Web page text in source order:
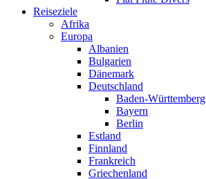
Reiseziele
Afrika
Europa
Albanien
Bulgarien
Dänemark
Deutschland
Baden-Württemberg
Bayern
Berlin
Estland
Finnland
Frankreich
Griechenland